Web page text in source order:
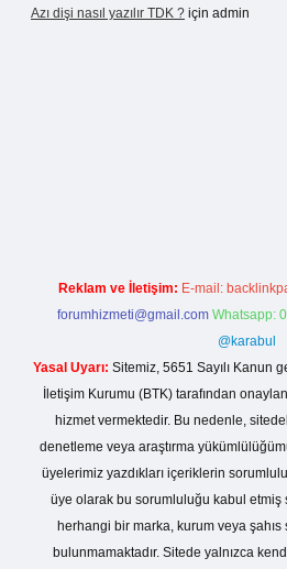
Azı dişi nasıl yazılır TDK ? için admin
Reklam ve İletişim: E-mail:
forumhizmeti@gmail.com Whatsapp:
@karabul
Yasal Uyarı: Sitemiz, 5651 Sayılı Kanun
İletişim Kurumu (BTK) tarafından
hizmet vermektedir. Bu nedenle,
denetleme veya araştırma
üyelerimiz yazdıkları içeriklerin
üye olarak bu sorumluluğu kabul etmiş
herhangi bir marka, kurum veya şahıs
bulunmamaktadır. Sitede yalnızca